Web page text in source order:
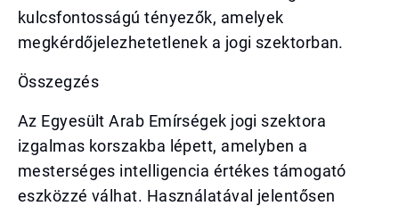
kulcsfontosságú tényezők, amelyek
megkérdőjelezhetetlenek a jogi szektorban.
Összegzés
Az Egyesült Arab Emírségek jogi szektora
izgalmas korszakba lépett, amelyben a
mesterséges intelligencia értékes támogató
eszközzé válhat. Használatával jelentősen